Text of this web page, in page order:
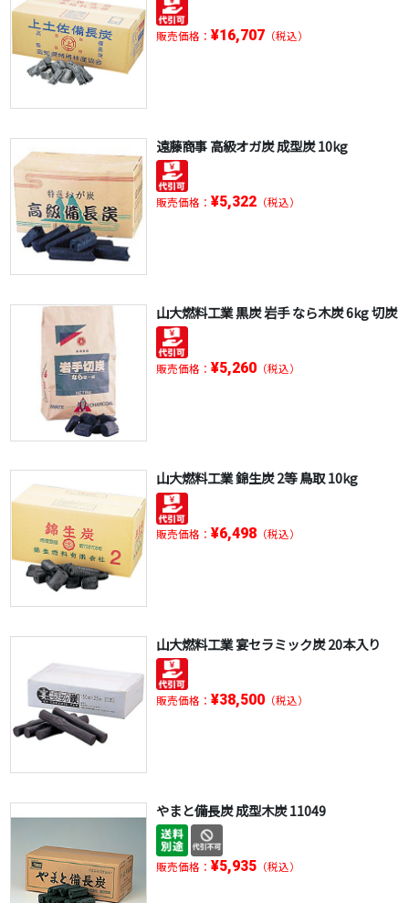
販売価格： ¥16,707（税込）
遠藤商事 高級オガ炭 成型炭 10kg
販売価格： ¥5,322（税込）
山大燃料工業 黒炭 岩手 なら木炭 6kg 切炭
販売価格： ¥5,260（税込）
山大燃料工業 錦生炭 2等 鳥取 10kg
販売価格： ¥6,498（税込）
山大燃料工業 宴セラミック炭 20本入り
販売価格： ¥38,500（税込）
やまと備長炭 成型木炭 11049
販売価格： ¥5,935（税込）